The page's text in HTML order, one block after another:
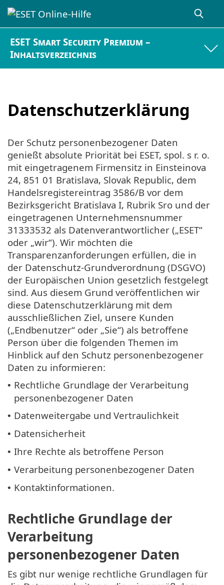
ESET Smart Security Premium –
Inhaltsverzeichnis
Datenschutzerklärung
Der Schutz personenbezogener Daten
genießt absolute Priorität bei ESET, spol. s r. o.
mit eingetragenem Firmensitz in Einsteinova
24, 851 01 Bratislava, Slovak Republic, dem
Handelsregistereintrag 3586/B vor dem
Bezirksgericht Bratislava I, Rubrik Sro und der
eingetragenen Unternehmensnummer
31333532 als Datenverantwortlicher („ESET“
oder „wir“). Wir möchten die
Transparenzanforderungen erfüllen, die in
der Datenschutz-Grundverordnung (DSGVO)
der Europäischen Union gesetzlich festgelegt
sind. Aus diesem Grund veröffentlichen wir
diese Datenschutzerklärung mit dem
ausschließlichen Ziel, unsere Kunden
(„Endbenutzer“ oder „Sie“) als betroffene
Person über die folgenden Themen im
Hinblick auf den Schutz personenbezogener
Daten zu informieren:
• Rechtliche Grundlage der Verarbeitung
personenbezogener Daten
• Datenweitergabe und Vertraulichkeit
• Datensicherheit
• Ihre Rechte als betroffene Person
• Verarbeitung personenbezogener Daten
• Kontaktinformationen.
Rechtliche Grundlage der
Verarbeitung
personenbezogener Daten
Es gibt nur wenige rechtliche Grundlagen für